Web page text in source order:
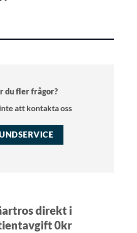
du fler frågor?
att kontakta oss
direkt i
0kr